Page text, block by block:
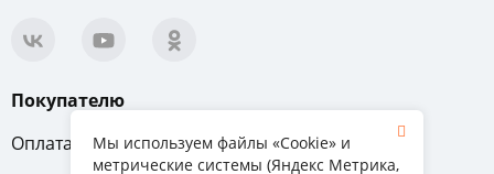
Покупателю
Оплата
Вопрос-ответ
Мы используем файлы «Cookie» и
метрические системы (Яндекс Метрика,